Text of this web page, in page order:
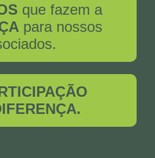
que fazem a
para nossos